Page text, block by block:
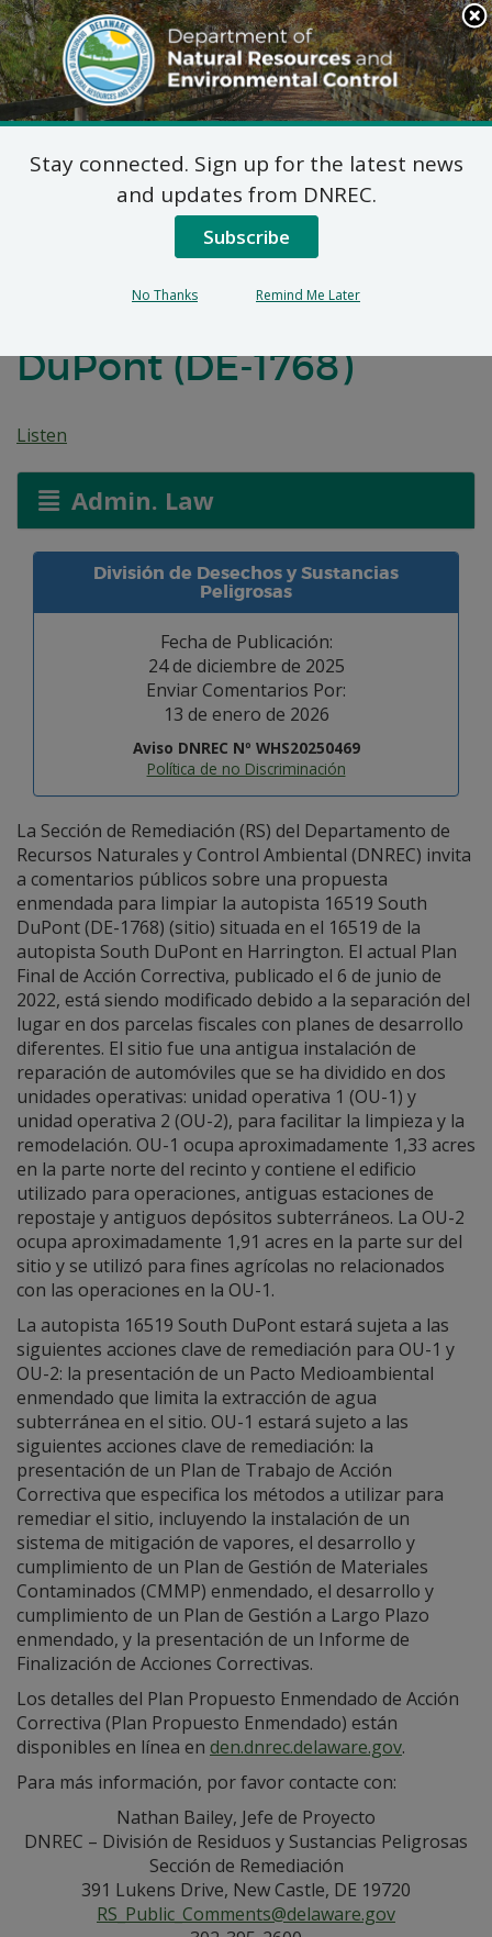
Search
This
Site
DNREC Menu
Plan Propuesto
Modificado de Acción
Correctiva para la
DuPont (DE-1768)
Listen
Admin. Law
División de Desechos y Sustancias
Peligrosas
Fecha de Publicación:
24 de diciembre de 2025
Enviar Comentarios Por:
13 de enero de 2026
Aviso DNREC Nº WHS20250469
Política de no Discriminación
La Sección de Remediación (RS) del Departamento de
Recursos Naturales y Control Ambiental (DNREC) invita
a comentarios públicos sobre una propuesta
enmendada para limpiar la autopista 16519 South
DuPont (DE-1768) (sitio) situada en el 16519 de la
autopista South DuPont en Harrington. El actual Plan
Final de Acción Correctiva, publicado el 6 de junio de
2022, está siendo modificado debido a la separación del
lugar en dos parcelas fiscales con planes de desarrollo
diferentes. El sitio fue una antigua instalación de
reparación de automóviles que se ha dividido en dos
unidades operativas: unidad operativa 1 (OU-1) y
unidad operativa 2 (OU-2), para facilitar la limpieza y la
remodelación. OU-1 ocupa aproximadamente 1,33 acres
en la parte norte del recinto y contiene el edificio
utilizado para operaciones, antiguas estaciones de
repostaje y antiguos depósitos subterráneos. La OU-2
ocupa aproximadamente 1,91 acres en la parte sur del
sitio y se utilizó para fines agrícolas no relacionados
con las operaciones en la OU-1.
La autopista 16519 South DuPont estará sujeta a las
siguientes acciones clave de remediación para OU-1 y
OU-2: la presentación de un Pacto Medioambiental
enmendado que limita la extracción de agua
subterránea en el sitio. OU-1 estará sujeto a las
siguientes acciones clave de remediación: la
presentación de un Plan de Trabajo de Acción
Correctiva que especifica los métodos a utilizar para
remediar el sitio, incluyendo la instalación de un
sistema de mitigación de vapores, el desarrollo y
cumplimiento de un Plan de Gestión de Materiales
Contaminados (CMMP) enmendado, el desarrollo y
cumplimiento de un Plan de Gestión a Largo Plazo
enmendado, y la presentación de un Informe de
Finalización de Acciones Correctivas.
Los detalles del Plan Propuesto Enmendado de Acción
Correctiva (Plan Propuesto Enmendado) están
disponibles en línea en den.dnrec.delaware.gov.
Para más información, por favor contacte con:
Nathan Bailey, Jefe de Proyecto
DNREC – División de Residuos y Sustancias Peligrosas
Sección de Remediación
391 Lukens Drive, New Castle, DE 19720
RS_Public_Comments@delaware.gov
Stay connected. Sign up for the latest news
and updates from DNREC.
Subscribe
No Thanks Remind Me Later